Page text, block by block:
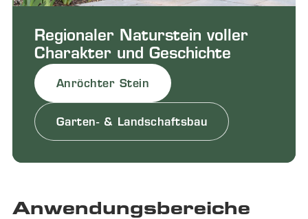
Regionaler Naturstein voller
Charakter und Geschichte
Anröchter Stein
Garten- & Landschaftsbau
Anwendungsbereiche
Garten &